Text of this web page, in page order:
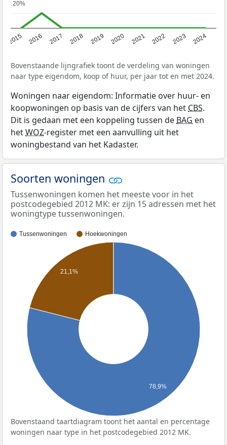
2015 2016 2017 2018 2019 2020 2021 2022 2023 2024
20%
20%
Bovenstaande lijngrafiek toont de verdeling van woningen
naar type eigendom, koop of huur, per jaar tot en met 2024.
Woningen naar eigendom: Informatie over huur- en
koopwoningen op basis van de cijfers van hetCBS.
Dit is gedaan met een koppeling tussen deBAG en
hetWOZ-register met een aanvulling uit het
woningbestand van het Kadaster.
Soorten woningen
Tussenwoningen komen het meeste voor in het
postcodegebied 2012 MK: er zijn 15 adressen met het
woningtype tussenwoningen.
Tussenwoningen Hoekwoningen
21,1%
78,9%
Bovenstaand taartdiagram toont het aantal en percentage
woningen naar type in het postcodegebied 2012 MK.